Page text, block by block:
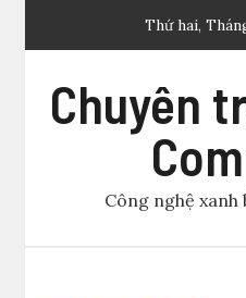
Thứ hai,
Chuyên
Công nghệ xanh